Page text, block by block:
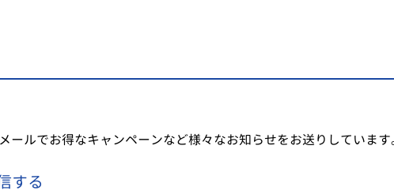
ールでお得なキャンペーンなど様々なお知らせをお送りしています
する